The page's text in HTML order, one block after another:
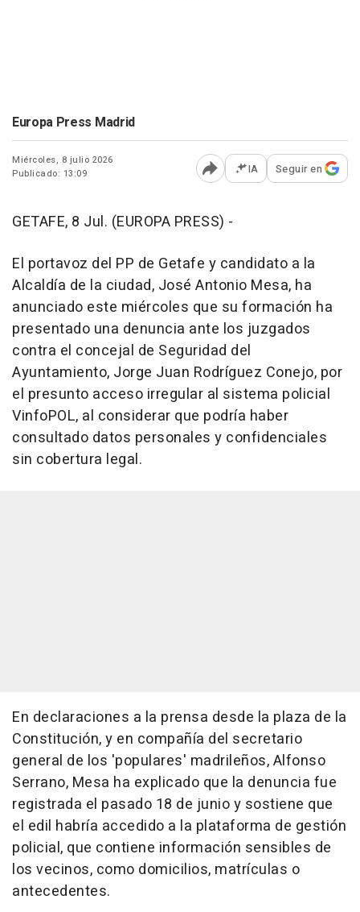
Europa Press Madrid
Miércoles, 8 julio 2026
Publicado: 13:09
Abrir opciones para
IA Seguir en
GETAFE, 8 Jul. (EUROPA PRESS) -
El portavoz del PP de Getafe y candidato a la
Alcaldía de la ciudad, José Antonio Mesa, ha
anunciado este miércoles que su formación ha
presentado una denuncia ante los juzgados
contra el concejal de Seguridad del
Ayuntamiento, Jorge Juan Rodríguez Conejo, por
el presunto acceso irregular al sistema policial
VinfoPOL, al considerar que podría haber
consultado datos personales y confidenciales
sin cobertura legal.
En declaraciones a la prensa desde la plaza de la
Constitución, y en compañía del secretario
general de los 'populares' madrileños, Alfonso
Serrano, Mesa ha explicado que la denuncia fue
registrada el pasado 18 de junio y sostiene que
el edil habría accedido a la plataforma de gestión
policial, que contiene información sensibles de
los vecinos, como domicilios, matrículas o
antecedentes.